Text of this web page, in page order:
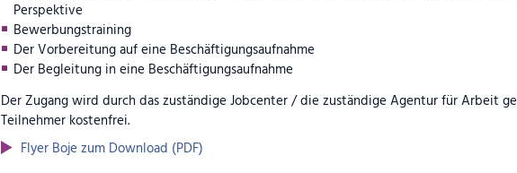
Perspektive
Bewerbungstraining
Der Vorbereitung auf eine Beschäftigungsaufnahme
Der Begleitung in eine Beschäftigungsaufnahme
Der Zugang wird durch das zuständige Jobcenter / die zuständige Agentur für Arbeit
Teilnehmer kostenfrei.
Flyer Boje zum Download (PDF)